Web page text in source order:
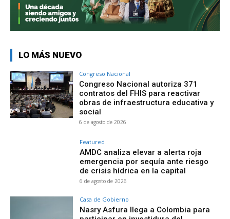
LO MÁS NUEVO
Congreso Nacional
Congreso Nacional autoriza 371
contratos del FHIS para reactivar
obras de infraestructura educativa y
social
6 de agosto de 2026
Featured
AMDC analiza elevar a alerta roja
emergencia por sequía ante riesgo
de crisis hídrica en la capital
6 de agosto de 2026
Casa de Gobierno
Nasry Asfura llega a Colombia para